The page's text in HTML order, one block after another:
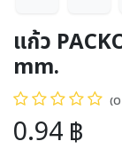
แก้ว
mm.
0.94 ฿